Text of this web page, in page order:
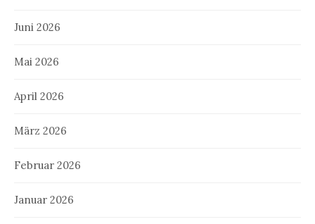
Juni 2026
Mai 2026
April 2026
März 2026
Februar 2026
Januar 2026